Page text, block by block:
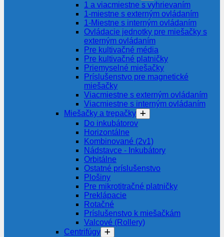
1 a viacmiestne s vyhrievaním
1-miestne s externým ovládaním
1-Miestne s interným ovládaním
Ovládacie jednotky pre miešačky s
externým ovládaním
Pre kultivačné média
Pre kultivačné platničky
Priemyselné miešačky
Príslušenstvo pre magnetické
miešačky
Viacmiestne s externým ovládaním
Viacmiestne s interným ovládaním
Miešačky a trepačky
Do inkubátorov
Horizontálne
Kombinované (2v1)
Nádstavce - Inkubátory
Orbitálne
Ostatné príslušenstvo
Plošiny
Pre mikrotitračné platničky
Preklápacie
Rotačné
Príslušenstvo k miešačkám
Valcové (Rollery)
Centrifúgy